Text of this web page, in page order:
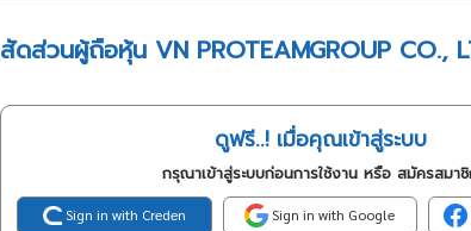
สัดส่วนผู้ถือหุ้น VN PROTEAMGROUP CO.,
ดูฟรี..! เมื่อคุณเข้าสู่ระบบ
กรุณาเข้าสู่ระบบก่อนการใช้งาน หรือ สมัครสมา
Sign in with Creden Sign in with Google